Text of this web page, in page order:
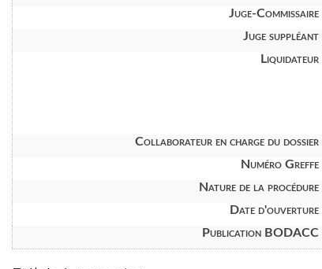
Juge-Commissaire
Juge suppléant
Liquidateur
Collaborateur en charge du dossier
Numéro Greffe
Nature de la procédure
Date d'ouverture
Publication BODACC